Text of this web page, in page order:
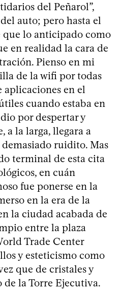
del Peñarol”,
auto; pero hasta el
que lo anticipado como
en realidad la cara de
Pienso en mi
de la wifi por todas
aplicaciones en el
cuando estaba en
por despertar y
a la larga, llegara a
ruidito. Mas
terminal de esta cita
en cuán
fue ponerse en la
en la era de la
la ciudad acabada de
entre la plaza
Trade Center
y esteticismo como
que de cristales y
la Torre Ejecutiva.